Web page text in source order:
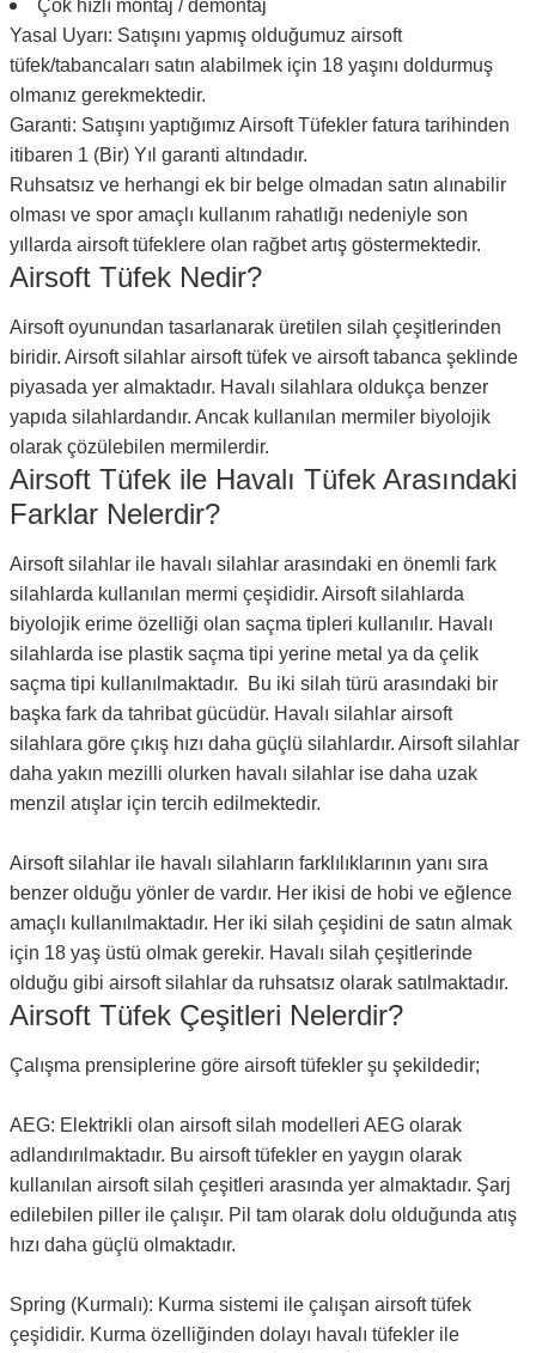
Çok hızlı montaj / demontaj
Yasal Uyarı: Satışını yapmış olduğumuz airsoft
tüfek/tabancaları satın alabilmek için 18 yaşını doldurmuş
olmanız gerekmektedir.
Garanti: Satışını yaptığımız Airsoft Tüfekler fatura tarihinden
itibaren 1 (Bir) Yıl garanti altındadır.
Ruhsatsız ve herhangi ek bir belge olmadan satın alınabilir
olması ve spor amaçlı kullanım rahatlığı nedeniyle son
yıllarda airsoft tüfeklere olan rağbet artış göstermektedir.
Airsoft Tüfek Nedir?
Airsoft oyunundan tasarlanarak üretilen silah çeşitlerinden
biridir. Airsoft silahlar airsoft tüfek ve airsoft tabanca şeklinde
piyasada yer almaktadır. Havalı silahlara oldukça benzer
yapıda silahlardandır. Ancak kullanılan mermiler biyolojik
olarak çözülebilen mermilerdir.
Airsoft Tüfek ile Havalı Tüfek Arasındaki
Farklar Nelerdir?
Airsoft silahlar ile havalı silahlar arasındaki en önemli fark
silahlarda kullanılan mermi çeşididir. Airsoft silahlarda
biyolojik erime özelliği olan saçma tipleri kullanılır. Havalı
silahlarda ise plastik saçma tipi yerine metal ya da çelik
saçma tipi kullanılmaktadır. Bu iki silah türü arasındaki bir
başka fark da tahribat gücüdür. Havalı silahlar airsoft
silahlara göre çıkış hızı daha güçlü silahlardır. Airsoft silahlar
daha yakın mezilli olurken havalı silahlar ise daha uzak
menzil atışlar için tercih edilmektedir.
Airsoft silahlar ile havalı silahların farklılıklarının yanı sıra
benzer olduğu yönler de vardır. Her ikisi de hobi ve eğlence
amaçlı kullanılmaktadır. Her iki silah çeşidini de satın almak
için 18 yaş üstü olmak gerekir. Havalı silah çeşitlerinde
olduğu gibi airsoft silahlar da ruhsatsız olarak satılmaktadır.
Airsoft Tüfek Çeşitleri Nelerdir?
Çalışma prensiplerine göre airsoft tüfekler şu şekildedir;
AEG: Elektrikli olan airsoft silah modelleri AEG olarak
adlandırılmaktadır. Bu airsoft tüfekler en yaygın olarak
kullanılan airsoft silah çeşitleri arasında yer almaktadır. Şarj
edilebilen piller ile çalışır. Pil tam olarak dolu olduğunda atış
hızı daha güçlü olmaktadır.
Spring (Kurmalı): Kurma sistemi ile çalışan airsoft tüfek
çeşididir. Kurma özelliğinden dolayı havalı tüfekler ile